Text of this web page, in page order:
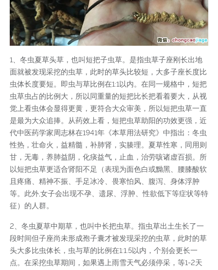
1、冬虫夏草头草，也叫短把子虫草。是指虫草子座刚长出地
面就被发现采挖的虫草，此时的草头比较短，大多子座长度比
虫体长度要短。即虫与草比例在1:1以内。在同一规格中，短把
虫草虫占的比例大，所以同重量的短把比长把看着要大，从视
觉上看虫体会显得更黄，更符合大众审美，所以短把虫草一直
是最为大众追捧。从药效上看，短把虫草助阳的功效更强，近
代中医药学家周志林在1941年《本草用法研究》中指出：冬虫
性热，壮命火，益精髓，补肺肾，实腠理。夏草性寒，同用则
甘，无毒，养肺益阴，化痰益气，止血，治劳咳诸虚百损。所
以短把虫草更适合肾阳不足（表现为面色白或黝黑、腰膝酸软
且疼痛、精神不振、手足冰冷、畏寒怕风、腹泻、身体浮肿
等。此外,女子会出现不孕、遗尿、浮肿、性欲低下等症状等特
征）的人群。
2、冬虫夏草中期草，也叫中长把虫草。指虫草出土生长了一
段时间但子座尚未形成孢子囊才被发现采挖的虫草，此时的草
头大多比虫体长，虫与草的比例在1:1.5以内，个别会更长一
点。在采挖虫草期间，如果遇上雨雪天气必须停采，等1-2天